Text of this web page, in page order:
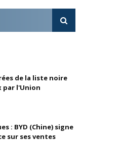
de la liste noire
par l'Union
: BYD (Chine) signe
sur ses ventes